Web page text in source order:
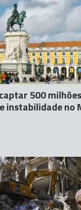
500
instabilidade no